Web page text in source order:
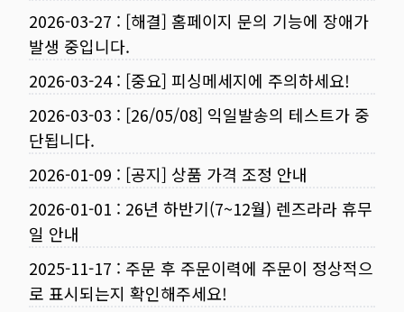
2026-03-27 : [해결] 홈페이지 문의 기능에 장애가
발생 중입니다.
2026-03-24: [중요] 피싱메세지에 주의하세요!
2026-03-03 : [26/05/08] 익일발송의 테스트가 중
단됩니다.
2026-01-09 : [공지] 상품 가격 조정 안내
2026-01-01 : 26년 하반기(7~12월) 렌즈라라 휴무
일 안내
2025-11-17 : 주문 후 주문이력에 주문이 정상적으
로 표시되는지 확인해주세요!